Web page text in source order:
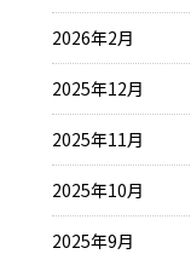
2026年2月
2025年12月
2025年11月
2025年10月
2025年9月